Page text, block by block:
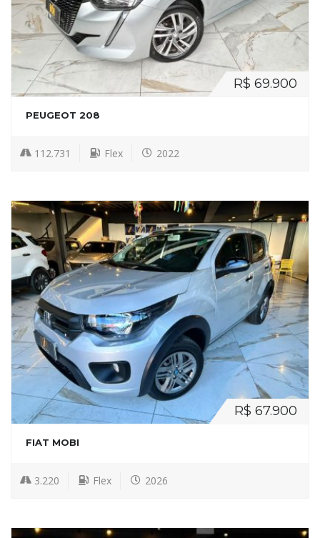
R$ 69.900
PEUGEOT 208
112.731 Flex 2022
R$ 67.900
FIAT MOBI
3.220 Flex 2026